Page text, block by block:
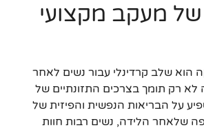
מעקב מקצועי
הוא שלב קרדינלי עבור נשים לאחר
לא רק תומך בצרכים התזונתיים של
על הבריאות הנפשית והפיזית של
שלאחר הלידה, נשים רבות חוות